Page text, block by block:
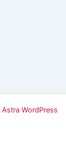
Astra WordPress